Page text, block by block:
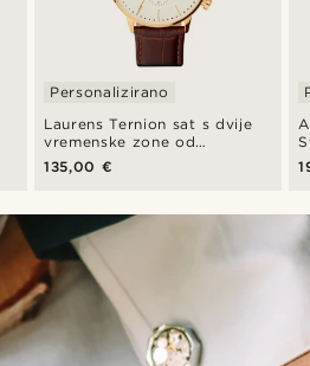
Laurens Ternion sat s dvije
vremenske zone od
nehrđajućeg čelika
Personalizirano
135,00 €